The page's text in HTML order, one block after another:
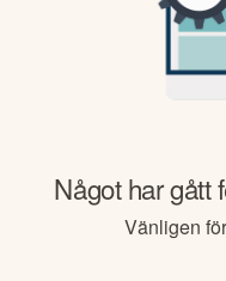
Något har gått
Vänligen